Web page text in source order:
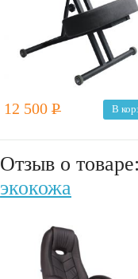
12 500 Р В
Отзыв о
экокожа